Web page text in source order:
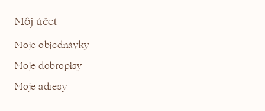
Môj účet
Moje objednávky
Moje dobropisy
Moje adresy